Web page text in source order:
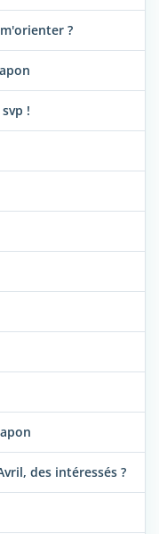
?
!
des intéressés ?